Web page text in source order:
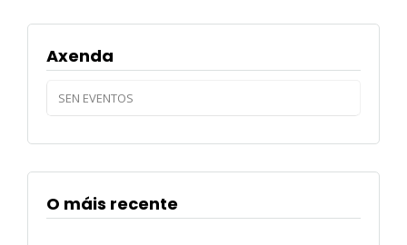
Axenda
SEN EVENTOS
O máis recente